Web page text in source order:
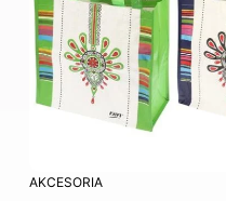
AKCESORIA